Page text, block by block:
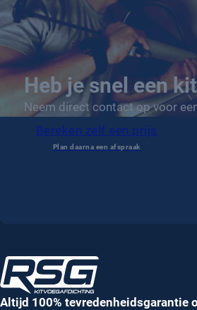
Heb je snel een
Neem direct contact op voor
Bereken zelf een prijs
Altijd 100% tevredenheidsgarantie